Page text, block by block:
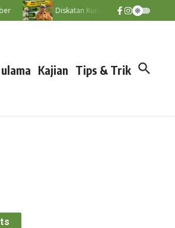
Diskatan Kuningan Imbau Petani Tak
Kajian Tips & Trik